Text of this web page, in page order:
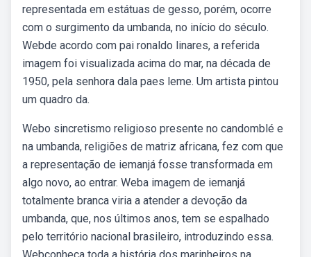
representada em estátuas de gesso, porém, ocorre
com o surgimento da umbanda, no início do século.
Webde acordo com pai ronaldo linares, a referida
imagem foi visualizada acima do mar, na década de
1950, pela senhora dala paes leme. Um artista pintou
um quadro da.
Webo sincretismo religioso presente no candomblé e
na umbanda, religiões de matriz africana, fez com que
a representação de iemanjá fosse transformada em
algo novo, ao entrar. Weba imagem de iemanjá
totalmente branca viria a atender a devoção da
umbanda, que, nos últimos anos, tem se espalhado
pelo território nacional brasileiro, introduzindo essa.